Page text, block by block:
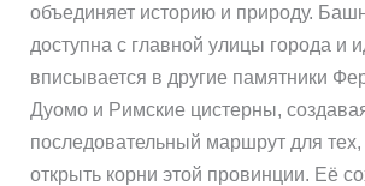
объединяет историю и природу.
доступна с главной улицы города и
вписывается в другие памятники
Дуомо и Римские цистерны,
последовательный маршрут для тех,
открыть корни этой провинции. Её